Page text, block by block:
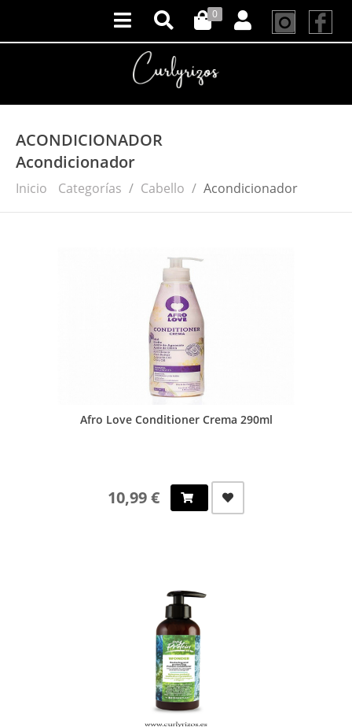
0
ACONDICIONADOR
Acondicionador
Inicio Categorías Cabello Acondicionador
Afro Love Conditioner Crema 290ml
10,99 €